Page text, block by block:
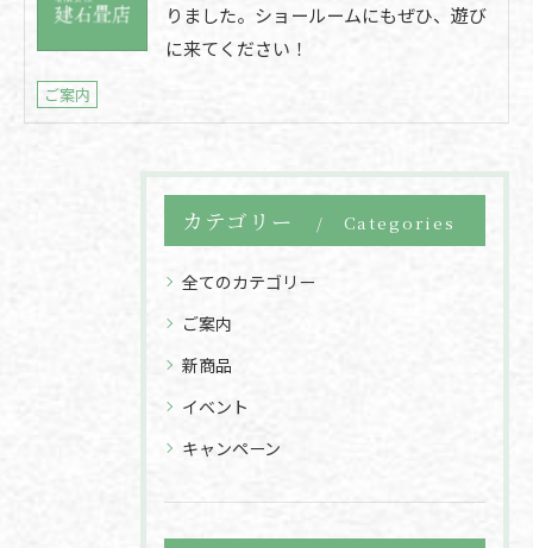
りました。ショールームにもぜひ、遊び
に来てください！
ご案内
カテゴリー Categories
全てのカテゴリー
ご案内
新商品
イベント
キャンペーン